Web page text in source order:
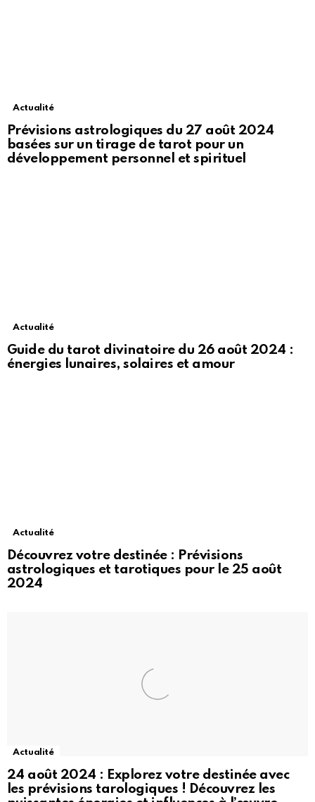
Actualité
Prévisions astrologiques du 27 août 2024
basées sur un tirage de tarot pour un
développement personnel et spirituel
Actualité
Guide du tarot divinatoire du 26 août 2024 :
énergies lunaires, solaires et amour
Actualité
Découvrez votre destinée : Prévisions
astrologiques et tarotiques pour le 25 août
2024
Actualité
24 août 2024 : Explorez votre destinée avec
les prévisions tarologiques ! Découvrez les